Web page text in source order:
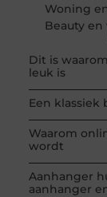
Woning
Beauty
Dit is
leuk is
Een klassiek
Waarom
wordt
Aanhanger
aanhanger